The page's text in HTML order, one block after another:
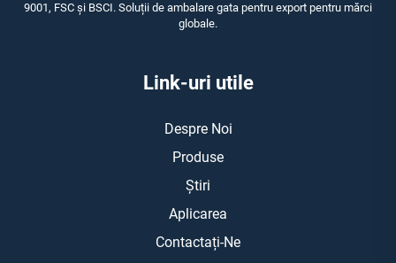
9001, FSC și BSCI. Soluții de ambalare gata pentru export pentru mărci
globale.
Link-uri utile
Despre Noi
Produse
Știri
Aplicarea
Contactați-Ne